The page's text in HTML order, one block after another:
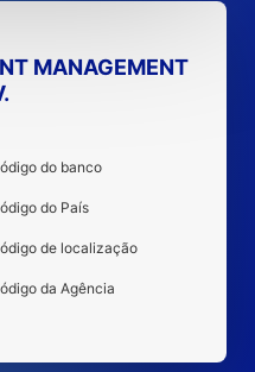
MANAGEMENT
do banco
do País
de localização
da Agência